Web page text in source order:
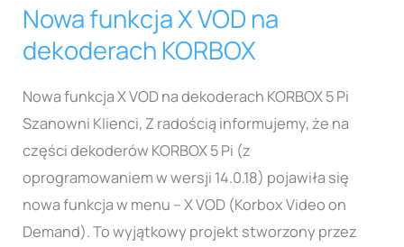
Nowa funkcja X VOD na
dekoderach KORBOX
Nowa funkcja X VOD na dekoderach KORBOX 5 Pi
Szanowni Klienci, Z radością informujemy, że na
części dekoderów KORBOX 5 Pi (z
oprogramowaniem w wersji 14.0.18) pojawiła się
nowa funkcja w menu – X VOD (Korbox Video on
Demand). To wyjątkowy projekt stworzony przez